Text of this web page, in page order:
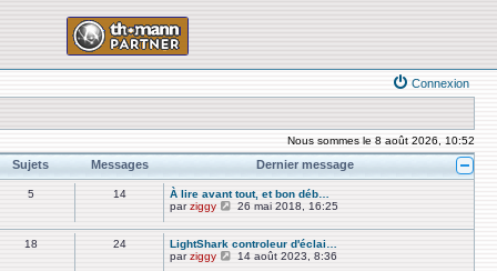
Connexion
Nous sommes le 8 août 2026, 10:52
Sujets Messages Dernier message
5 14
À lire avant tout, et bon déb…
parziggy
V
i
r
26 mai 2018, 16:25
18 24
LightShark controleur d'éclai…
parziggy
V14 août 2023, 8:36